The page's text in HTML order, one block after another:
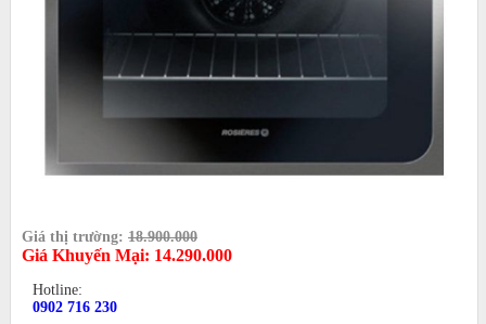
Giá thị trường: 18.900.000
Giá Khuyến Mại: 14.290.000
Hotline:
0902 716 230